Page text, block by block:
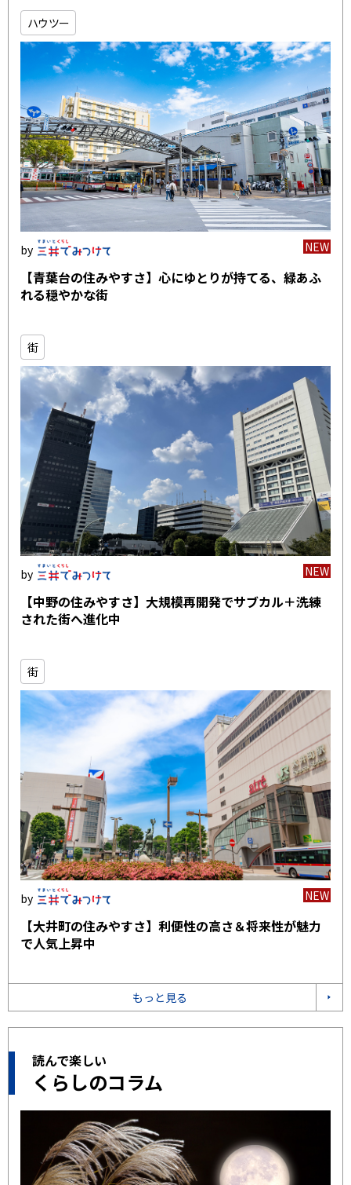
ハウツー
NEW
【青葉台の住みやすさ】心にゆとりが持てる、緑あふ
れる穏やかな街
街
NEW
【中野の住みやすさ】大規模再開発でサブカル＋洗練
された街へ進化中
街
NEW
【大井町の住みやすさ】利便性の高さ＆将来性が魅力
で人気上昇中
もっと見る
読んで楽しい
くらしのコラム